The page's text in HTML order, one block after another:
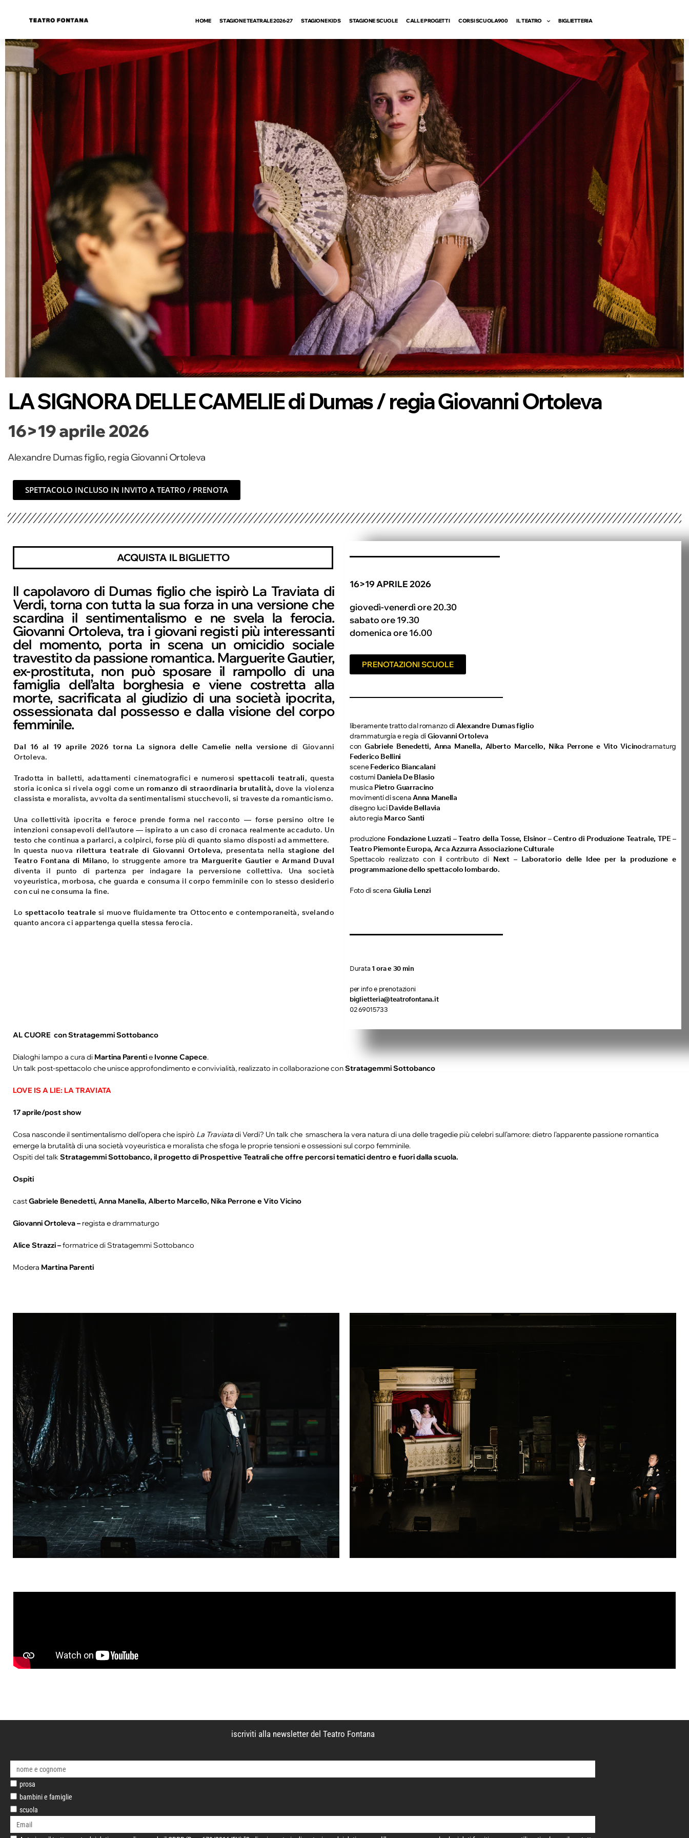
HOME STAGIONE TEATRALE 2026-27 STAGIONE KIDS STAGIONE SCUOLE CALL E PROGETTI CORSI SCUOLA900 IL TEATRO BIGLIETTERIA
LA SIGNORA DELLE CAMELIE di Dumas / regia Giovanni Ortoleva
16>19 aprile 2026
Alexandre Dumas figlio, regia Giovanni Ortoleva
SPETTACOLO INCLUSO IN INVITO A TEATRO / PRENOTA
ACQUISTA IL BIGLIETTO
Il capolavoro di Dumas figlio che ispirò La Traviata di
Verdi, torna con tutta la sua forza in una versione che
scardina il sentimentalismo e ne svela la ferocia.
Giovanni Ortoleva, tra i giovani registi più interessanti
del momento, porta in scena un omicidio sociale
travestito da passione romantica. Marguerite Gautier,
ex-prostituta, non può sposare il rampollo di una
famiglia dell’alta borghesia e viene costretta alla
morte, sacrificata al giudizio di una società ipocrita,
ossessionata dal possesso e dalla visione del corpo
femminile.
Dal 16 al 19 aprile 2026 torna La signora delle Camelie nella versionedi Giovanni
Ortoleva.
Tradotta in balletti, adattamenti cinematografici e numerosi spettacoli teatrali, questa
storia iconica si rivela oggi come un romanzo di straordinaria brutalità,dove la violenza
classista e moralista, avvolta da sentimentalismi stucchevoli, si traveste da romanticismo.
Una collettività ipocrita e feroce prende forma nel racconto — forse persino oltre le
intenzioni consapevoli dell’autore — ispirato a un caso di cronaca realmente accaduto. Un
testo che continua a parlarci, a colpirci, forse più di quanto siamo disposti ad ammettere.
In questa nuova rilettura teatrale di Giovanni Ortoleva, presentata nellastagione del
Teatro Fontana di Milano, lo struggente amore tra Marguerite Gautier eArmand Duval
diventa il punto di partenza per indagare la perversione collettiva. Una società
voyeuristica, morbosa, che guarda e consuma il corpo femminile con lo stesso desiderio
con cui ne consuma la fine.
Lospettacolo teatrale si muove fluidamente tra Ottocento e contemporaneità, svelando
quanto ancora ci appartenga quella stessa ferocia.
16>19 APRILE 2026
giovedì-venerdì ore 20.30
sabato ore 19.30
domenica ore 16.00
PRENOTAZIONI SCUOLE
liberamente tratto dal romanzo diAlexandre Dumas figlio
drammaturgia e regia diGiovanni Ortoleva
conGabriele Benedetti, Anna Manella, Alberto Marcello, Nika Perrone e Vito Vicinodramaturg
Federico Bellini
sceneFederico Biancalani
costumi Daniela De Blasio
musica Pietro Guarracino
movimenti di scenaAnna Manella
disegno luciDavide Bellavia
aiuto regia Marco Santi
produzione Fondazione Luzzati – Teatro della Tosse, Elsinor – Centro di Produzione Teatrale, TPE –
Teatro Piemonte Europa, Arca Azzurra Associazione Culturale
Spettacolo realizzato con il contributo di Next – Laboratorio delle Idee per la produzione e
programmazione dello spettacolo lombardo.
Foto di scena Giulia Lenzi
Durata 1 ora e 30 min
per info e prenotazioni
biglietteria@teatrofontana.it
02 69015733
AL CUORE con Stratagemmi Sottobanco
Dialoghi lampo a cura di Martina Parentie Ivonne Capece.
Un talk post-spettacolo che unisce approfondimento e convivialità, realizzato in collaborazione conStratagemmi Sottobanco
LOVE IS A LIE: LA TRAVIATA
17 aprile/post show
Cosa nasconde il sentimentalismo dell’opera che ispirò La Traviatadi Verdi? Un talk che smaschera la vera natura di una delle tragedie più celebri sull’amore: dietro l’apparente passione romantica
emerge la brutalità di una società voyeuristica e moralista che sfoga le proprie tensioni e ossessioni sul corpo femminile.
Ospiti del talk Stratagemmi Sottobanco, il progetto di Prospettive Teatrali che offre percorsi tematici dentro e fuori dalla scuola.
Ospiti
castGabriele Benedetti, Anna Manella, Alberto Marcello, Nika Perrone e Vito Vicino
Giovanni Ortoleva – regista e drammaturgo
Alice Strazzi –formatrice di Stratagemmi Sottobanco
Modera Martina Parenti
iscriviti alla newsletter del Teatro Fontana
prosa
bambini e famiglie
scuola